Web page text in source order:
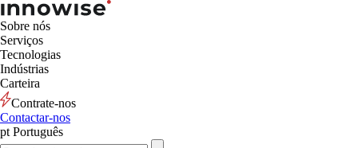
Sobre nós
Serviços
Tecnologias
Indústrias
Carteira
Contrate-nos
Contactar-nos
pt Português